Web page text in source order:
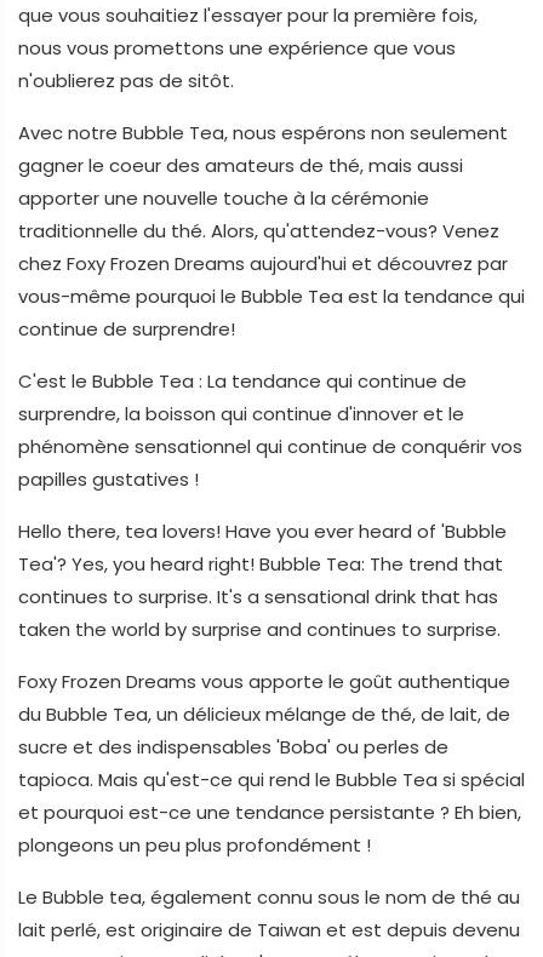
que vous souhaitiez l'essayer pour la première fois,
nous vous promettons une expérience que vous
n'oublierez pas de sitôt.
Avec notre Bubble Tea, nous espérons non seulement
gagner le coeur des amateurs de thé, mais aussi
apporter une nouvelle touche à la cérémonie
traditionnelle du thé. Alors, qu'attendez-vous? Venez
chez Foxy Frozen Dreams aujourd'hui et découvrez par
vous-même pourquoi le Bubble Tea est la tendance qui
continue de surprendre!
C'est le Bubble Tea : La tendance qui continue de
surprendre, la boisson qui continue d'innover et le
phénomène sensationnel qui continue de conquérir vos
papilles gustatives !
Hello there, tea lovers! Have you ever heard of 'Bubble
Tea'? Yes, you heard right! Bubble Tea: The trend that
continues to surprise. It's a sensational drink that has
taken the world by surprise and continues to surprise.
Foxy Frozen Dreams vous apporte le goût authentique
du Bubble Tea, un délicieux mélange de thé, de lait, de
sucre et des indispensables 'Boba' ou perles de
tapioca. Mais qu'est-ce qui rend le Bubble Tea si spécial
et pourquoi est-ce une tendance persistante ? Eh bien,
plongeons un peu plus profondément !
Le Bubble tea, également connu sous le nom de thé au
lait perlé, est originaire de Taiwan et est depuis devenu